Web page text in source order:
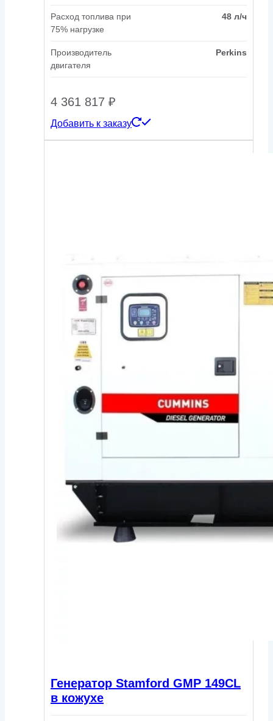
Расход топлива при
75% нагрузке
48 л/ч
Производитель
двигателя
Perkins
4 361 817 ₽
Добавить к заказу
Генератор Stamford GMP 149CL
в кожухе